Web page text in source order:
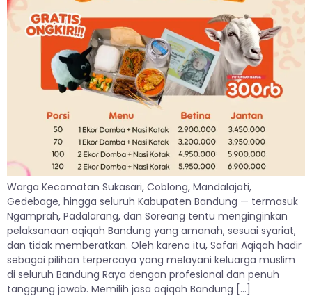
Warga Kecamatan Sukasari, Coblong, Mandalajati,
Gedebage, hingga seluruh Kabupaten Bandung — termasuk
Ngamprah, Padalarang, dan Soreang tentu menginginkan
pelaksanaan aqiqah Bandung yang amanah, sesuai syariat,
dan tidak memberatkan. Oleh karena itu, Safari Aqiqah hadir
sebagai pilihan terpercaya yang melayani keluarga muslim
di seluruh Bandung Raya dengan profesional dan penuh
tanggung jawab. Memilih jasa aqiqah Bandung […]